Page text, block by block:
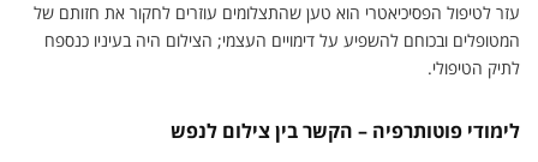
עזר לטיפול הפסיכיאטרי הוא טען שהתצלומים עוזרים לחקור את חזותם של
המטופלים ובכוחם להשפיע על דימויים העצמי; הצילום היה בעיניו כנספח
לתיק הטיפולי.
לימודי פוטותרפיה – הקשר בין צילום לנפש